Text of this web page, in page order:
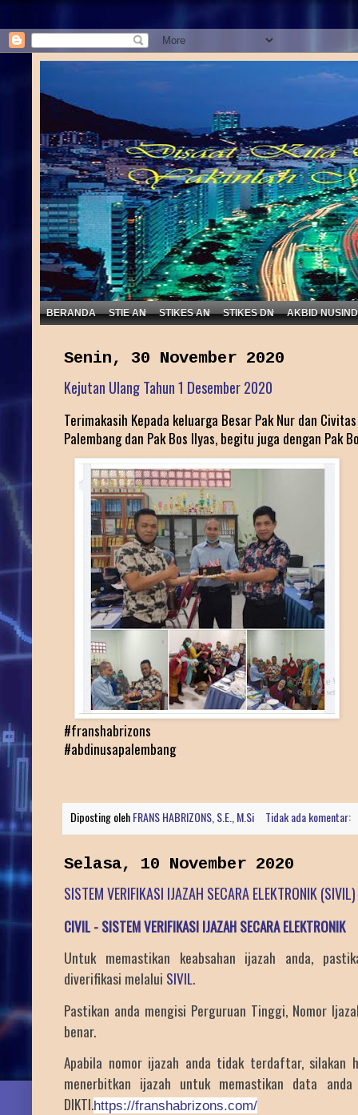
BERANDA STIE AN STIKES AN STIKES DN AKBID
Senin, 30 November 2020
Kejutan Ulang Tahun 1 Desember 2020
Terimakasih Kepada keluarga Besar Pak Nur dan
Palembang dan Pak Bos Ilyas, begitu juga dengan Pak
#franshabrizons
#abdinusapalembang
Diposting olehFRANS HABRIZONS, S.E., M.Si Tidak ada komentar:
Selasa, 10 November 2020
SISTEM VERIFIKASI IJAZAH SECARA ELEKTRONIK (SIVIL)
CIVIL - SISTEM VERIFIKASI IJAZAH SECARA ELEKTRONIK
Untuk memastikan keabsahan ijazah anda,
diverifikasi melalui SIVIL.
Pastikan anda mengisi Perguruan Tinggi, Nomor
benar.
Apabila nomor ijazah anda tidak terdaftar, silakan
menerbitkan ijazah untuk memastikan data
DIKTI.https://franshabrizons.com/